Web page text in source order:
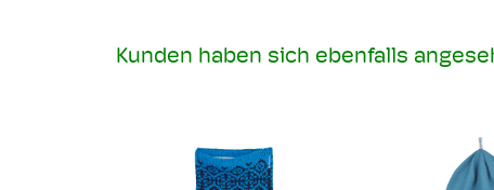
Kunden haben sich ebenfalls